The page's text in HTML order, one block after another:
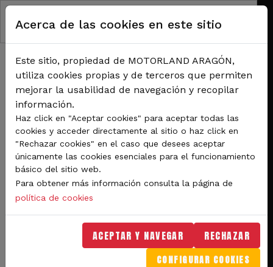
Pasar al contenido principal
RUTA DE NAVEGACIÓN
Un día espléndido para Ivo Lopes y los jóvenes pilotos del Campeonato de
España de Superbike.
Un día espléndido para Ivo
Lopes y los jóvenes pilotos
del Campeonato de
España de Superbike.
Acerca de las cookies en este sitio
Este sitio, propiedad de MOTORLAND ARAGÓN,
utiliza cookies propias y de terceros que permiten
mejorar la usabilidad de navegación y recopilar
información.
Haz click en "Aceptar cookies" para aceptar todas las
cookies y acceder directamente al sitio o haz click en
"Rechazar cookies" en el caso que desees aceptar
únicamente las cookies esenciales para el funcionamiento
básico del sitio web.
Para obtener más información consulta la página de
política de cookies
ACEPTAR Y NAVEGAR RECHAZAR
CONFIGURAR COOKIES